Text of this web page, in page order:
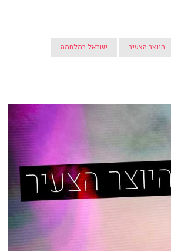
היוצר הצעיר
ישראל במלחמה